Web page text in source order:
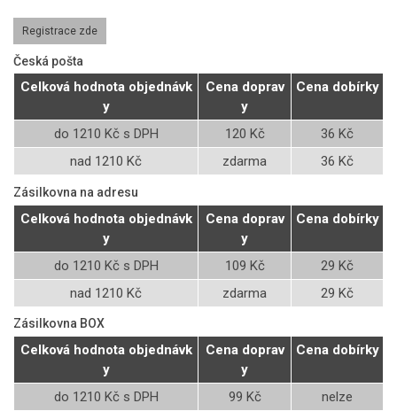
Registrace zde
Česká pošta
Celková hodnota objednávk
y
Cena doprav
y
Cena dobírky
do 1210 Kč s DPH 120 Kč
36 Kč
nad 1210 Kč
zdarma 36 Kč
Zásilkovna na adresu
Celková hodnota objednávk
y
Cena doprav
y
Cena dobírky
do 1210 Kč s DPH 109 Kč
29 Kč
nad 1210 Kč
zdarma 29 Kč
Zásilkovna BOX
Celková hodnota objednávk
y
Cena doprav
y
Cena dobírky
do 1210 Kč s DPH 99 Kč
nelze